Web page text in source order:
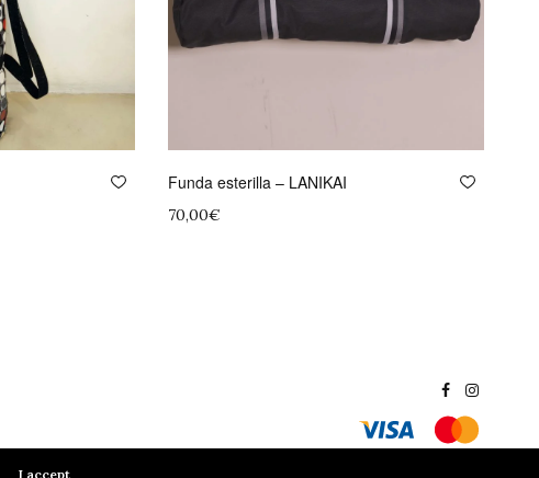
Funda esterilla – LANIKAI
70,00€
I accept